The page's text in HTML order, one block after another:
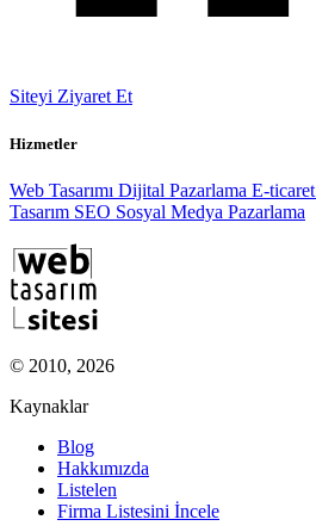
Siteyi Ziyaret Et
Hizmetler
Web Tasarımı Dijital Pazarlama E-ticaret
Tasarım SEO Sosyal Medya Pazarlama
© 2010, 2026
Kaynaklar
Blog
Hakkımızda
Listelen
Firma Listesini İncele